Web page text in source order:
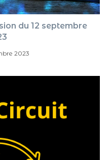
du 12 septembre
2023